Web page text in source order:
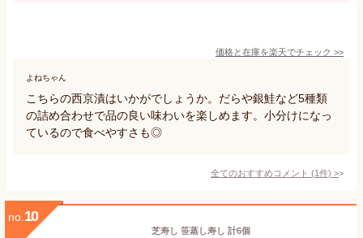
価格と在庫を楽天でチェック >>
よねちゃん
こちらの西京漬はいかがでしょうか。だらや銀鮭など5種類
の詰め合わせで品の良い味わいを楽しめます。小分けになっ
ているので食べやすさも◎
全てのおすすめコメント (1件) >
no. 10
芝寿し 笹蒸し寿し 計6個